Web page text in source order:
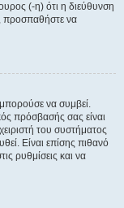
(-η) ότι η διεύθυνση
προσπαθήστε να
να συμβεί.
πρόσβασής σας είναι
του συστήματος
Είναι επίσης πιθανό
ρυθμίσεις και να